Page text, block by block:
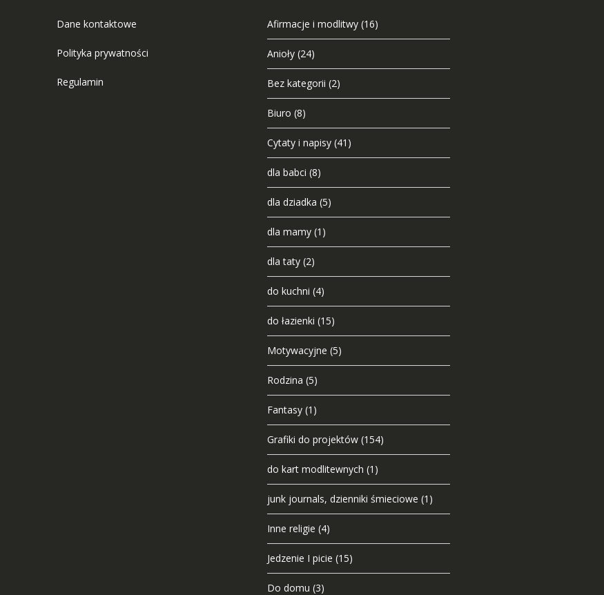
Dane kontaktowe
Polityka prywatności
Regulamin
Afirmacje i modlitwy (16)
Anioły (24)
Bez kategorii (2)
Biuro (8)
Cytaty i napisy (41)
dla babci (8)
dla dziadka (5)
dla mamy (1)
dla taty (2)
do kuchni (4)
do łazienki (15)
Motywacyjne (5)
Rodzina (5)
Fantasy (1)
Grafiki do projektów (154)
do kart modlitewnych (1)
junk journals, dzienniki śmieciowe (1)
Inne religie (4)
Jedzenie I picie (15)
Do domu (3)